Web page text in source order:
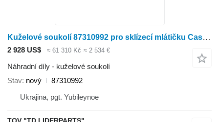
Kuželové soukolí 87310992 pro sklízecí mlátičku Case IH 5088,6088,7088
2 928 US$ ≈ 61 310 Kč ≈ 2 534 €
Náhradní díly - kuželové soukolí
Stav nový
87310992
Ukrajina, pgt. Yubileynoe